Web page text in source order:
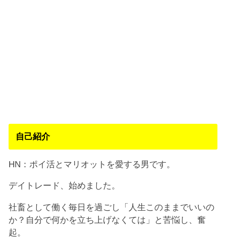
自己紹介
HN：ポイ活とマリオットを愛する男です。
デイトレード、始めました。
社畜として働く毎日を過ごし「人生このままでいいの
か？自分で何かを立ち上げなくては」と苦悩し、奮
起。